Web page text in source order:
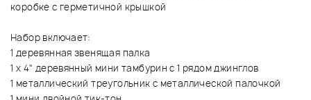
коробке с герметичной крышкой
Набор включает:
1 деревянная звенящая палка
1 x 4" деревянный мини тамбурин с 1 рядом джинглов
1 металлический треугольник с металлической палочкой